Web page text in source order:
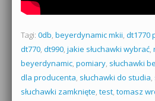
Tagi: 0db, beyerdynamic mkii, dt1770
dt770, dt990, jakie słuchawki wybrać,
beyerdynamic, pomiary, słuchawki
dla producenta, słuchawki do studia,
słuchawki zamknięte, test, tomasz